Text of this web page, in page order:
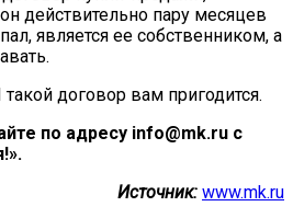
действительно пару месяцев
является ее собственником, а
договор вам пригодится.
по адресу info@mk.ru с
Источник: www.mk.ru